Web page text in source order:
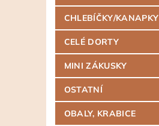
CHLEBÍČKY/KANAPKY
CELÉ DORTY
MINI ZÁKUSKY
OSTATNÍ
OBALY, KRABICE